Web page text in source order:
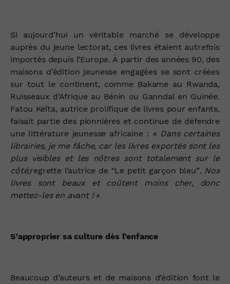
Si aujourd’hui un véritable marché se développe
auprès du jeune lectorat, ces livres étaient autrefois
importés depuis l’Europe. À partir des années 90, des
maisons d’édition jeunesse engagées se sont créées
sur tout le continent, comme Bakame au Rwanda,
Ruisseaux d’Afrique au Bénin ou Ganndal en Guinée.
Fatou Keïta, autrice prolifique de livres pour enfants,
faisait partie des pionnières et continue de défendre
une littérature jeunesse africaine : « Dans certaines
librairies, je me fâche, car les livres exportés sont les
plus visibles et les nôtres sont totalement sur le
côté,regrette l’autrice de “Le petit garçon bleu”. Nos
livres sont beaux et coûtent moins cher, donc
mettez-les en avant ! »
S’approprier sa culture dès l’enfance
Beaucoup d’auteurs et de maisons d’édition font le